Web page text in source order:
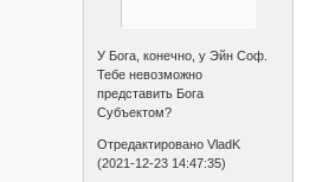
У Бога, конечно, у Эйн Соф.
Тебе невозможно
представить Бога
Субъектом?
Отредактировано VladK
(2021-12-23 14:47:35)